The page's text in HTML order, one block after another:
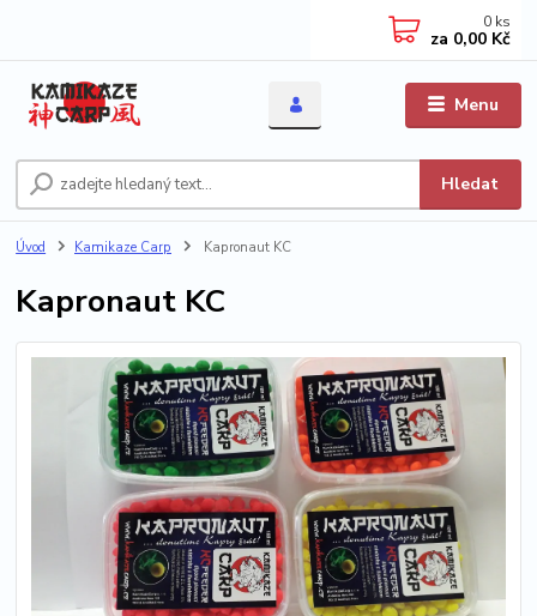
Menu
Hledat
0 ks
za 0,00 Kč
Úvod Kamikaze Carp Kapronaut KC
Kapronaut KC